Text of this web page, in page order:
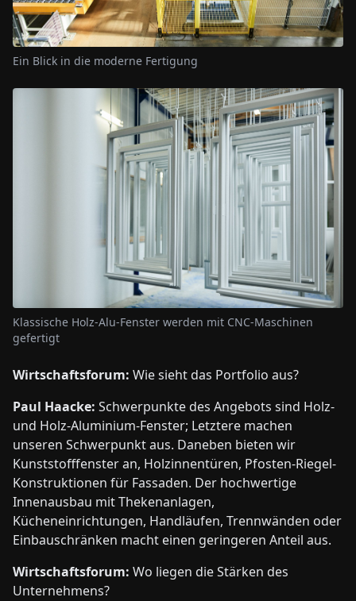
Ein Blick in die moderne Fertigung
Klassische Holz-Alu-Fenster werden mit CNC-Maschinen
gefertigt
Wirtschaftsforum: Wie sieht das Portfolio aus?
Paul Haacke: Schwerpunkte des Angebots sind Holz-
und Holz-Aluminium-Fenster; Letztere machen
unseren Schwerpunkt aus. Daneben bieten wir
Kunststofffenster an, Holzinnentüren, Pfosten-Riegel-
Konstruktionen für Fassaden. Der hochwertige
Innenausbau mit Thekenanlagen,
Kücheneinrichtungen, Handläufen, Trennwänden oder
Einbauschränken macht einen geringeren Anteil aus.
Wirtschaftsforum: Wo liegen die Stärken des
Unternehmens?